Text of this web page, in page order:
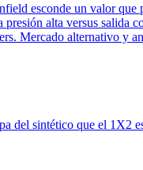
esconde un valor que
presión alta versus salida
Mercado alternativo y
del sintético que el 1X2